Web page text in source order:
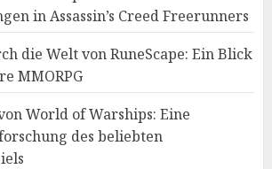
in Assassin’s Creed Freerunners
die Welt von RuneScape: Ein Blick
MMORPG
World of Warships: Eine
des beliebten